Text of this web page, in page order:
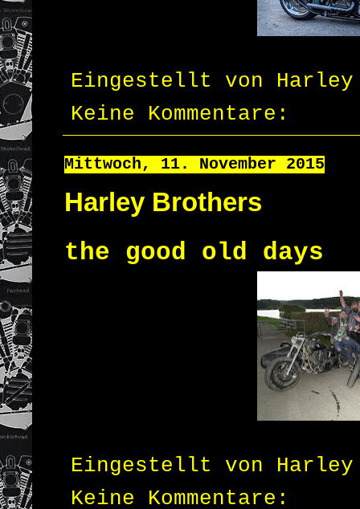
Eingestellt von
Keine Kommentare:
Mittwoch, 11. November 2015
Harley Brothers
the good old days
Eingestellt von
Keine Kommentare: